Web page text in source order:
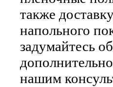
также
напольного
задумайтесь
нашим